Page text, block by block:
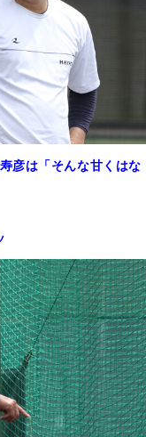
彦は「そんな甘くはな